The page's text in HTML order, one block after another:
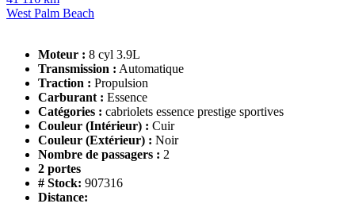
West Palm Beach
Moteur : 8 cyl 3.9L
Transmission : Automatique
Traction : Propulsion
Carburant : Essence
Catégories : cabriolets essence prestige sportives
Couleur (Intérieur) : Cuir
Couleur (Extérieur) : Noir
Nombre de passagers : 2
2 portes
# Stock: 907316
Distance: